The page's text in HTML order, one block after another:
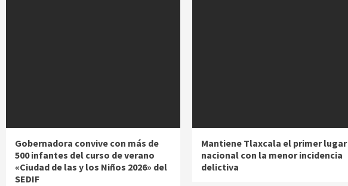
Gobernadora convive con más de
500 infantes del curso de verano
«Ciudad de las y los Niños 2026» del
SEDIF
Mantiene Tlaxcala el primer lugar
nacional con la menor incidencia
delictiva